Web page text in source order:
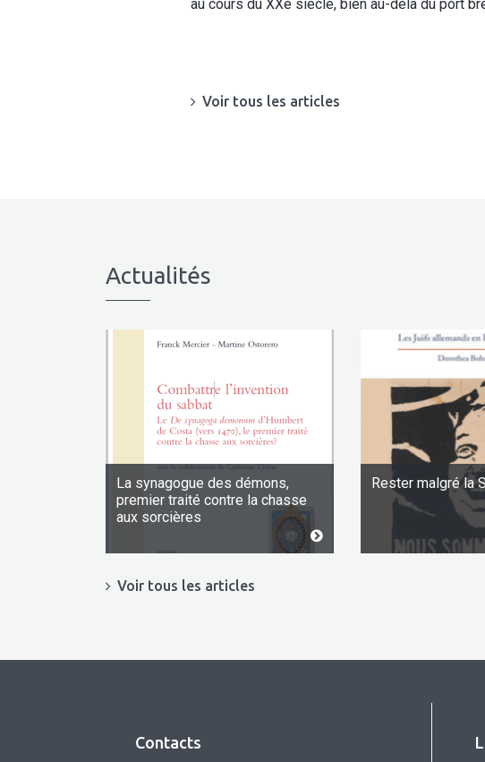
au cours du XXe siècle, bien au-delà du port
Voir tous les articles
Actualités
La synagogue des démons,
premier traité contre la chasse
aux sorcières
Rester malgré la
Voir tous les articles
Contacts